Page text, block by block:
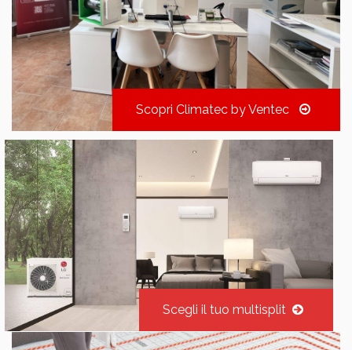
Scopri Climatec by Ventec
Scegli il tuo multisplit